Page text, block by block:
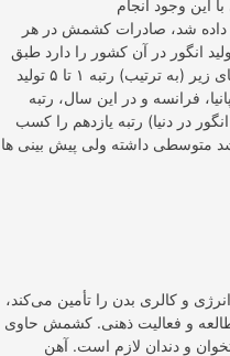
این وجود انجام
داده شد، صادرات کشمش در هر
انگور در آن کشور را دارد طبق
آمارهای ارائه شده در سال ۲۰۱۹، کشورهای زیر (به ترتیب) رتبه ۱ تا ۵ تولید
فرانسه و در این سال، رتبه
حدود ۳.۰۱% از سهم انگور در دنیا) رتبه یازدهم را کسب
متوسطی داشته ولی پیش بینی ها
و کالری بدن را تأمین می‌کند،
و فعالیت ذهنی. کشمش حاوی
و دندان لازم است. آهن